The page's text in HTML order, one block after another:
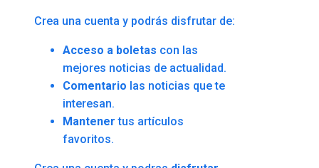
Crea una cuenta y podrás disfrutar de:
Acceso a boletas con las
mejores noticias de actualidad.
Comentario las noticias que te
interesan.
Mantener tus artículos
favoritos.